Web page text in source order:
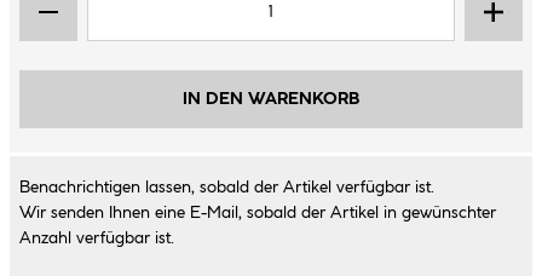
IN DEN WARENKORB
Benachrichtigen lassen, sobald der Artikel verfügbar ist.
Wir senden Ihnen eine E-Mail, sobald der Artikel in gewünschter
Anzahl verfügbar ist.